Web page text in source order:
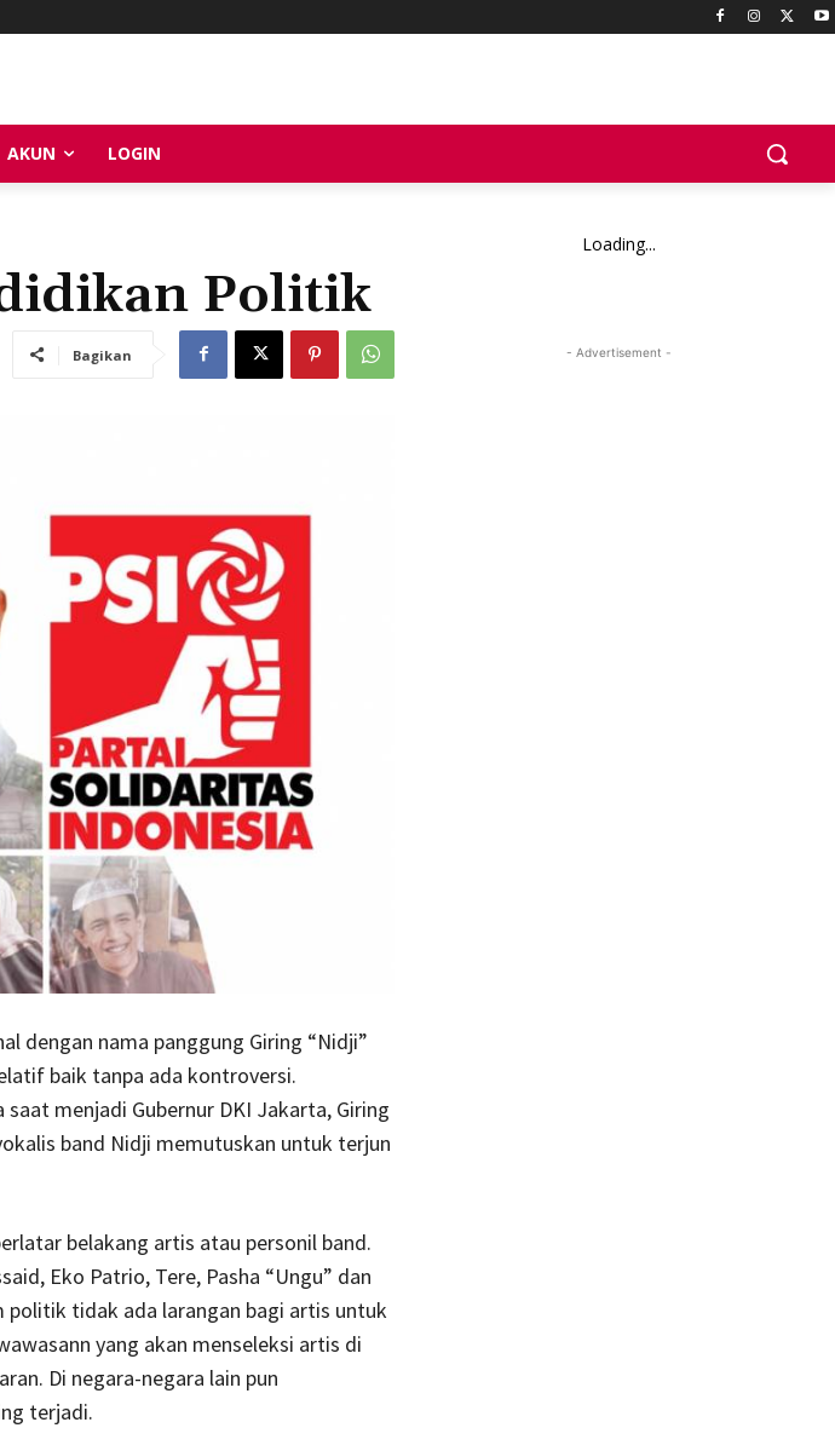
AKUN LOGIN
Politik
Bagikan
dengan nama panggung Giring “Nidji”
baik tanpa ada kontroversi.
menjadi Gubernur DKI Jakarta, Giring
band Nidji memutuskan untuk terjun
belakang artis atau personil band.
Eko Patrio, Tere, Pasha “Ungu” dan
politik tidak ada larangan bagi artis untuk
yang akan menseleksi artis di
Di negara-negara lain pun
terjadi.
Loading...
- Advertisement -